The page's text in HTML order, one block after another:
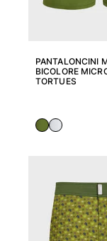
PANTALONCINI
BICOLORE
TORTUES